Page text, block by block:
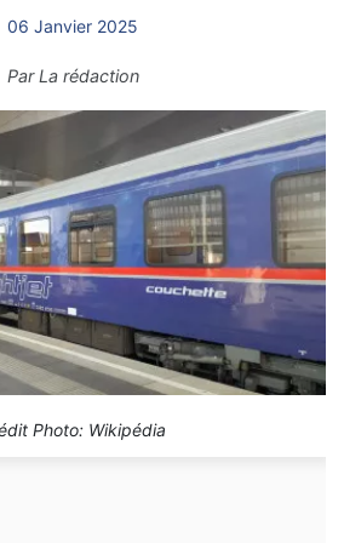
06 Janvier 2025
ParLa rédaction
Photo: Wikipédia